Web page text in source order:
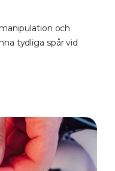
och
tydliga spår vid